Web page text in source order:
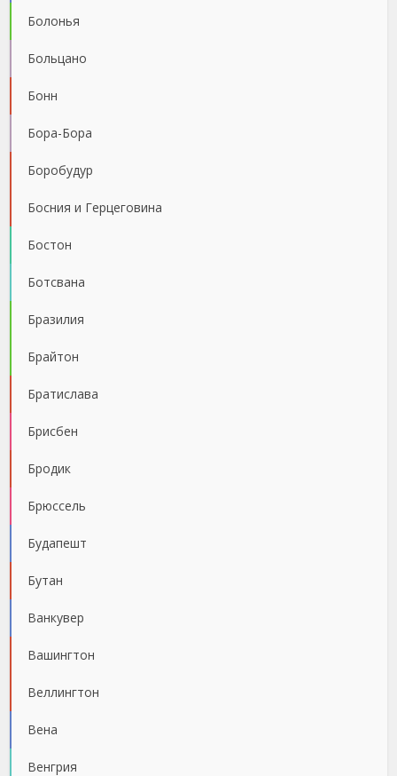
Болонья
Больцано
Бонн
Бора-Бора
Боробудур
Босния и Герцеговина
Бостон
Ботсвана
Бразилия
Брайтон
Братислава
Брисбен
Бродик
Брюссель
Будапешт
Бутан
Ванкувер
Вашингтон
Веллингтон
Вена
Венгрия